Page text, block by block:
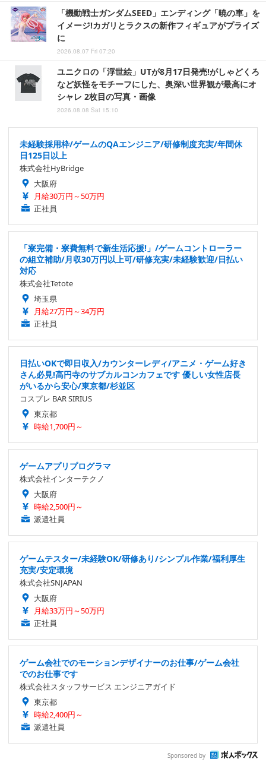
「機動戦士ガンダムSEED」エンディング「暁の車」を
イメージ!カガリとラクスの新作フィギュアがプライズ
に
2026.08.07 Fri 07:20
ユニクロの「浮世絵」UTが8月17日発売!がしゃどくろ
など妖怪をモチーフにした、奥深い世界観が最高にオ
シャレ 2枚目の写真・画像
2026.08.08 Sat 15:10
未経験採用枠/ゲームのQAエンジニア/研修制度充実/年間休
日125日以上
株式会社HyBridge
大阪府
月給30万円～50万円
正社員
「寮完備・寮費無料で新生活応援!」/ゲームコントローラー
の組立補助/月収30万円以上可/研修充実/未経験歓迎/日払い
対応
株式会社Tetote
埼玉県
月給27万円～34万円
正社員
日払いOKで即日収入/カウンターレディ/アニメ・ゲーム好き
さん必見!高円寺のサブカルコンカフェです 優しい女性店長
がいるから安心/東京都/杉並区
コスプレ BAR SIRIUS
東京都
時給1,700円～
ゲームアプリプログラマ
株式会社インターテクノ
大阪府
時給2,500円～
派遣社員
ゲームテスター/未経験OK/研修あり/シンプル作業/福利厚生
充実/安定環境
株式会社SNJAPAN
大阪府
月給33万円～50万円
正社員
ゲーム会社でのモーションデザイナーのお仕事/ゲーム会社
でのお仕事です
株式会社スタッフサービス エンジニアガイド
東京都
時給2,400円～
派遣社員
Sponsored by